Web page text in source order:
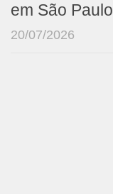
em São Paulo
20/07/2026